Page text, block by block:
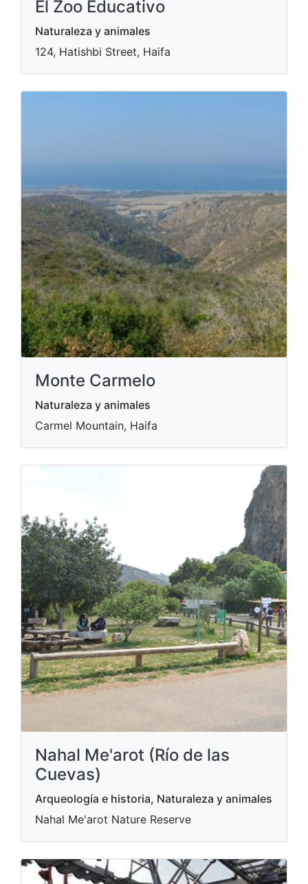
El Zoo Educativo
Naturaleza y animales
124, Hatishbi Street, Haifa
Monte Carmelo
Naturaleza y animales
Carmel Mountain, Haifa
Nahal Me'arot (Río de las
Cuevas)
Arqueología e historia, Naturaleza y animales
Nahal Me'arot Nature Reserve